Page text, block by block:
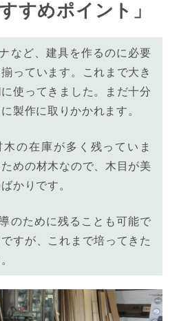
すめポイント」
など、建具を作るのに必要
っています。これまで大き
使ってきました。まだ十分
製作に取りかかれます。
の在庫が多く残っていま
めの材木なので、木目が美
かりです。
のために残ることも可能で
すが、これまで培ってきた